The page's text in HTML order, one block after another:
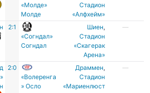
«Молде»
Молде
Стадион
«Алфхейм»
2:1
«Согндал»
Согндал
Шиен,
Cтадион
«Скагерак
Арена»
—
2:0
«Волеренга
» Осло
Драммен,
Стадион
«Мариенлюст
—